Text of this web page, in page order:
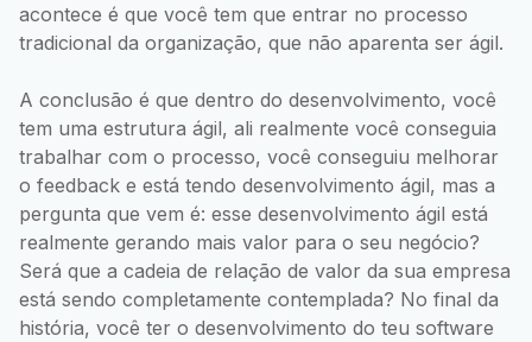
acontece é que você tem que entrar no processo
tradicional da organização, que não aparenta ser ágil.
A conclusão é que dentro do desenvolvimento, você
tem uma estrutura ágil, ali realmente você conseguia
trabalhar com o processo, você conseguiu melhorar
o feedback e está tendo desenvolvimento ágil, mas a
pergunta que vem é: esse desenvolvimento ágil está
realmente gerando mais valor para o seu negócio?
Será que a cadeia de relação de valor da sua empresa
está sendo completamente contemplada? No final da
história, você ter o desenvolvimento do teu software